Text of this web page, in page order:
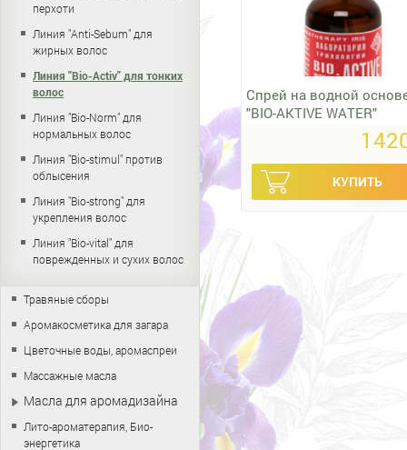
Спрей на водной
"BIO-AKTIVE WATER"
перхоти
Линия "Anti-Sebum" для
жирных волос
Линия "Bio-Activ" для тонких
волос
Линия "Bio-Norm" для
нормальных волос
Линия "Bio-stimul" против
облысения
Линия "Bio-strong" для
укрепления волос
Линия "Bio-vital" для
поврежденных и сухих волос
Травяные сборы
Аромакосметика для загара
Цветочные воды, аромаспреи
Массажные масла
Масла для аромадизайна
Лито-ароматерапия, Био-
энергетика